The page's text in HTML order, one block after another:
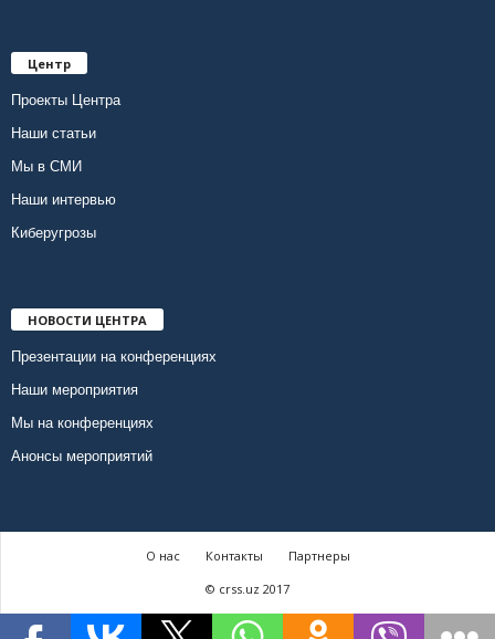
Центр
Проекты Центра
Наши статьи
Мы в СМИ
Наши интервью
Киберугрозы
НОВОСТИ ЦЕНТРА
Презентации на конференциях
Наши мероприятия
Мы на конференциях
Анонсы мероприятий
О нас Контакты
Партнеры
© crss.uz 2017